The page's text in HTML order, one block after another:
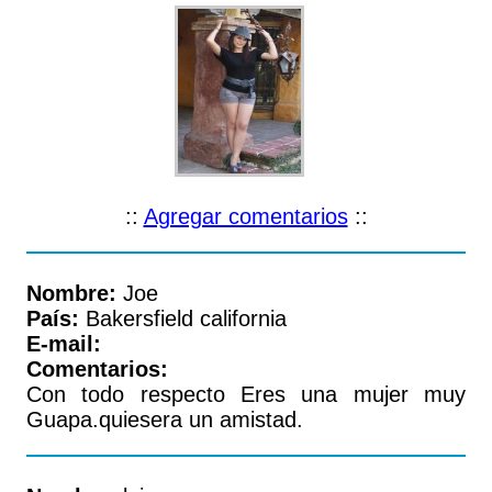
:: Agregar comentarios::
Nombre: Joe
País: Bakersfield california
E-mail:
Comentarios:
Con todo respecto Eres una mujer muy
Guapa.quiesera un amistad.